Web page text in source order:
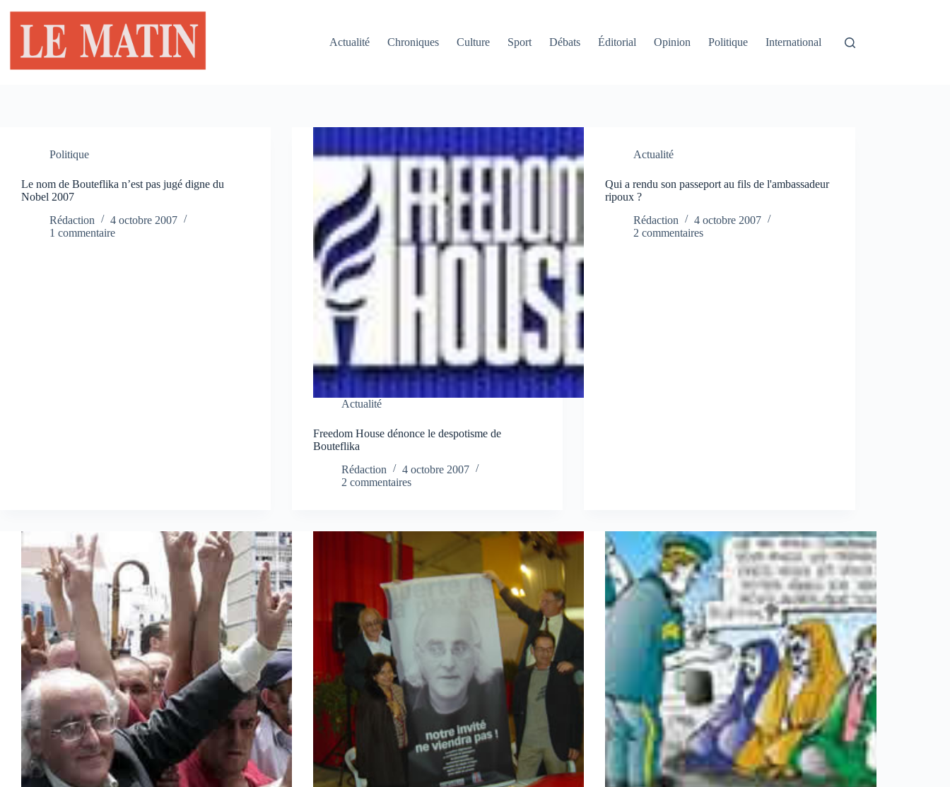
contenu
Actualité
Chroniques Culture Sport Débats Éditorial Opinion Politique International
Politique
Le nom de Bouteflika n’est pas jugé digne du
Nobel 2007
Rédaction
4 octobre 2007
1 commentaire
Actualité
Freedom House dénonce le despotisme de
Bouteflika
Rédaction
4 octobre 2007
2 commentaires
Actualité
Qui a rendu son passeport au fils de l'ambassadeur
ripoux ?
Rédaction
4 octobre 2007
2 commentaires